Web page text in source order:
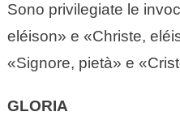
Sono privilegiate le
eléison» e «Christe,
«Signore, pietà» e
GLORIA